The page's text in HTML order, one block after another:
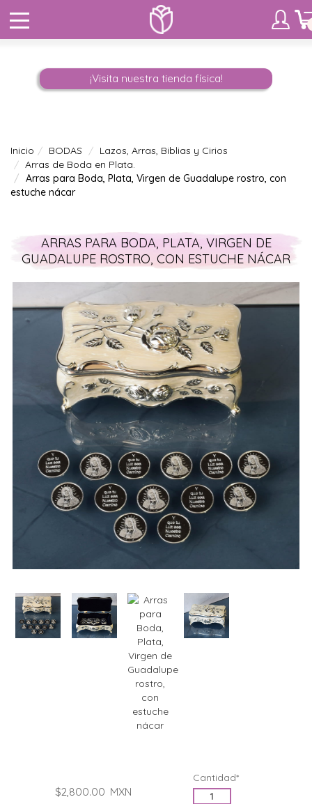
¡Visita nuestra tienda física!
Inicio BODAS
Lazos, Arras, Biblias y Cirios
Arras de Boda en Plata.
Arras para Boda, Plata, Virgen de Guadalupe rostro, con
estuche nácar
ARRAS PARA BODA, PLATA, VIRGEN DE
GUADALUPE ROSTRO, CON ESTUCHE NÁCAR
$2,800.00 MXN
Cantidad*